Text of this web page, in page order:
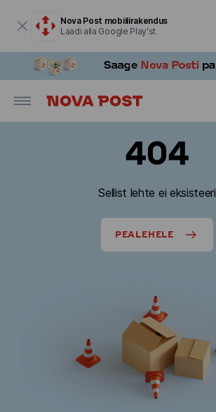
Nova Post mobiilirakendus
Laadi alla Google Play'st
404
Sellist lehte ei eksisteeri
PEALEHELE